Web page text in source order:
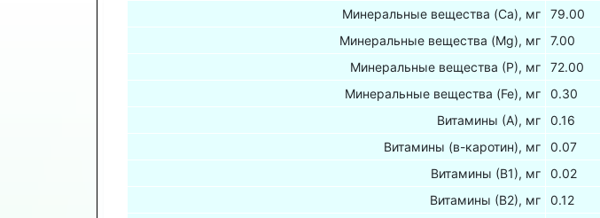
Минеральные вещества (Са), мг
79.00
Минеральные вещества (Mg), мг
7.00
Минеральные вещества (Р), мг
72.00
Минеральные вещества (Fe), мг
0.30
Витамины (А), мг
0.16
Витамины (в-каротин), мг
0.07
Витамины (В1), мг
0.02
Витамины (В2), мг
0.12